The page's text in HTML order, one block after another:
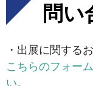
問い
・出展に関する
こちらのフォー
い。